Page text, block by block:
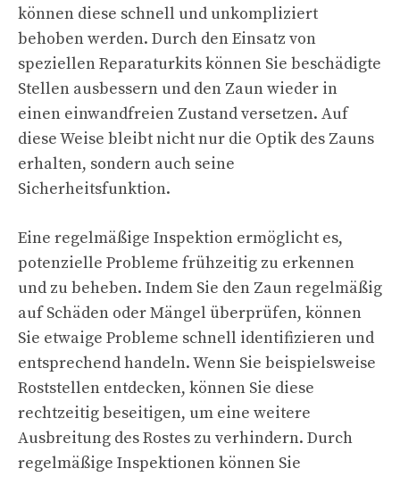
können diese schnell und unkompliziert
behoben werden. Durch den Einsatz von
speziellen Reparaturkits können Sie beschädigte
Stellen ausbessern und den Zaun wieder in
einen einwandfreien Zustand versetzen. Auf
diese Weise bleibt nicht nur die Optik des Zauns
erhalten, sondern auch seine
Sicherheitsfunktion.
Eine regelmäßige Inspektion ermöglicht es,
potenzielle Probleme frühzeitig zu erkennen
und zu beheben. Indem Sie den Zaun regelmäßig
auf Schäden oder Mängel überprüfen, können
Sie etwaige Probleme schnell identifizieren und
entsprechend handeln. Wenn Sie beispielsweise
Roststellen entdecken, können Sie diese
rechtzeitig beseitigen, um eine weitere
Ausbreitung des Rostes zu verhindern. Durch
regelmäßige Inspektionen können Sie